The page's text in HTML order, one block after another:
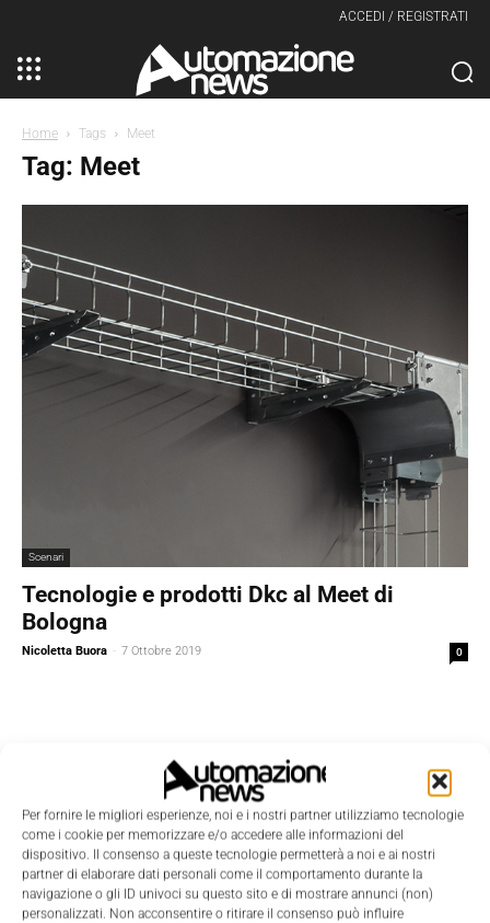
Per fornire le migliori esperienze, noi e i nostri partner utilizziamo tecnologie
come i cookie per memorizzare e/o accedere alle informazioni del
dispositivo. Il consenso a queste tecnologie permetterà a noi e ai nostri
partner di elaborare dati personali come il comportamento durante la
navigazione o gli ID univoci su questo sito e di mostrare annunci (non)
personalizzati. Non acconsentire o ritirare il consenso può influire
ACCEDI / REGISTRATI
Home Tags Meet
Tag: Meet
Scenari
Tecnologie e prodotti Dkc al Meet di
Bologna
Nicoletta Buora - 7 Ottobre 2019 0